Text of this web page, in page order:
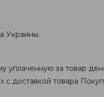
Украины.
уплаченную за товар
с доставкой товара